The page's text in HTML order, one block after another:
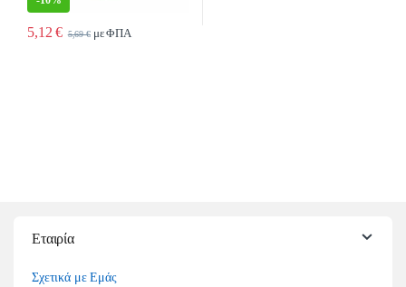
5,12€ 5,69€με ΦΠΑ
Εταιρία
Σχετικά με Εμάς